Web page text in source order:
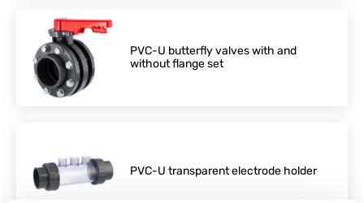
PVC-U butterfly valves with and
without flange set
PVC-U transparent electrode holder